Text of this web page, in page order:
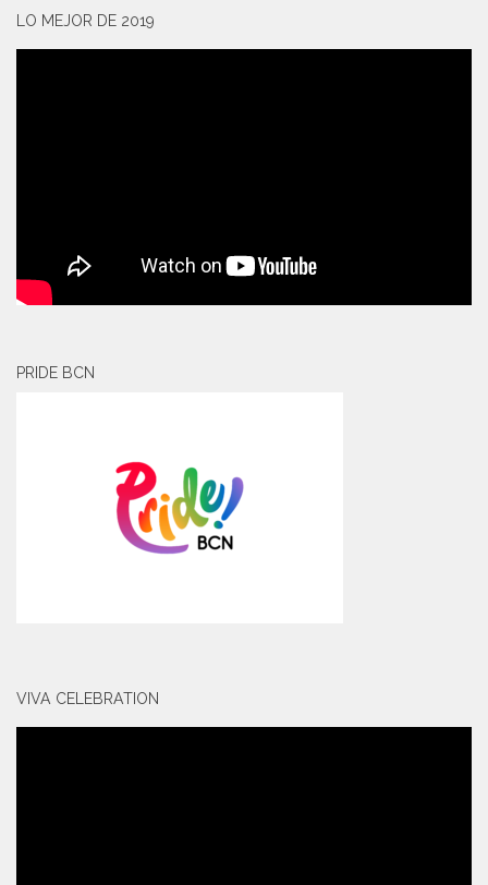
LO MEJOR DE 2019
PRIDE BCN
VIVA CELEBRATION